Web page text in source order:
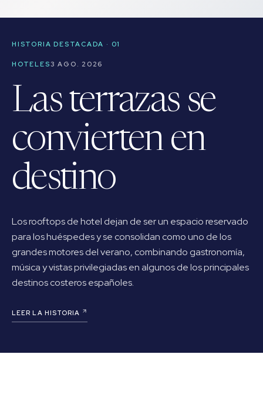
HISTORIA DESTACADA · 01
HOTELES3 AGO. 2026
Las terrazas se
convierten en
destino
Los rooftops de hotel dejan de ser un espacio reservado
para los huéspedes y se consolidan como uno de los
grandes motores del verano, combinando gastronomía,
música y vistas privilegiadas en algunos de los principales
destinos costeros españoles.
LEER LA HISTORIA